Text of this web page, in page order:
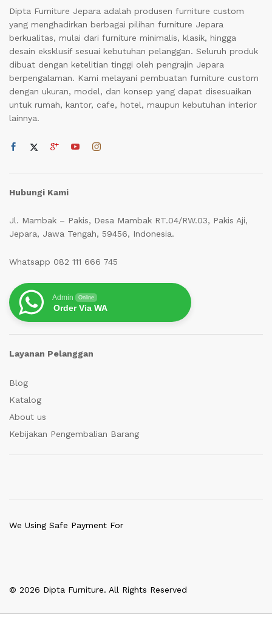
Dipta Furniture Jepara adalah produsen furniture custom
yang menghadirkan berbagai pilihan furniture Jepara
berkualitas, mulai dari furniture minimalis, klasik, hingga
desain eksklusif sesuai kebutuhan pelanggan. Seluruh produk
dibuat dengan ketelitian tinggi oleh pengrajin Jepara
berpengalaman. Kami melayani pembuatan furniture custom
dengan ukuran, model, dan konsep yang dapat disesuaikan
untuk rumah, kantor, cafe, hotel, maupun kebutuhan interior
lainnya.
Hubungi Kami
Jl. Mambak – Pakis, Desa Mambak RT.04/RW.03, Pakis Aji,
Jepara, Jawa Tengah, 59456, Indonesia.
Whatsapp 082 111 666 745
Admin Online
Order Via WA
Layanan Pelanggan
Blog
Katalog
About us
Kebijakan Pengembalian Barang
© 2026 Dipta Furniture. All Rights Reserved
We Using Safe Payment For